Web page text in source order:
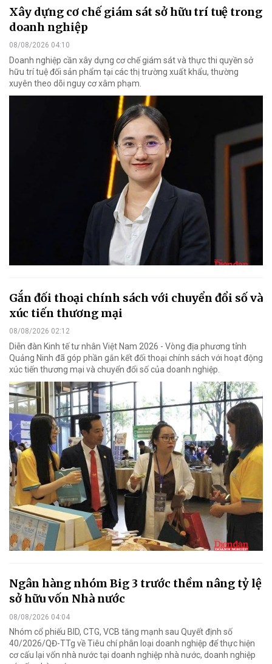
Xây dựng cơ chế giám sát sở hữu trí tuệ trong
doanh nghiệp
08/08/2026 04:10
Doanh nghiệp cần xây dựng cơ chế giám sát và thực thi quyền sở
hữu trí tuệ đối sản phẩm tại các thị trường xuất khẩu, thường
xuyên theo dõi nguy cơ xâm phạm.
Gắn đối thoại chính sách với chuyển đổi số và
xúc tiến thương mại
08/08/2026 02:12
Diễn đàn Kinh tế tư nhân Việt Nam 2026 - Vòng địa phương tỉnh
Quảng Ninh đã góp phần gắn kết đối thoại chính sách với hoạt động
xúc tiến thương mại và chuyển đổi số của doanh nghiệp.
Ngân hàng nhóm Big 3 trước thềm nâng tỷ lệ
sở hữu vốn Nhà nước
08/08/2026 04:04
Nhóm cổ phiếu BID, CTG, VCB tăng mạnh sau Quyết định số
40/2026/QĐ-TTg về Tiêu chí phân loại doanh nghiệp để thực hiện
cơ cấu lại vốn nhà nước tại doanh nghiệp nhà nước, doanh nghiệp